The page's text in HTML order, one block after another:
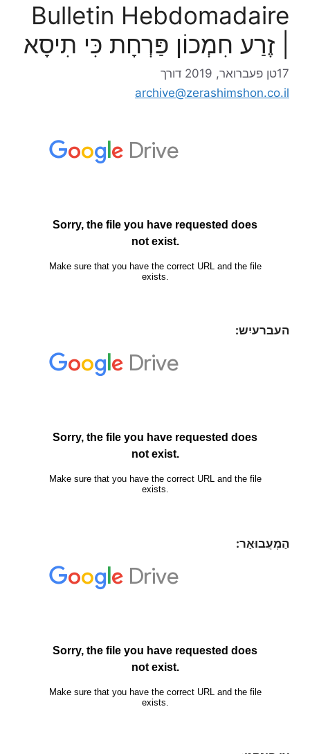
Bulletin Hebdomadaire
| זֶרַע חִמְכוֹן פַּרְחָת כִּי תִיסָא
17טן פעברואר, 2019
דורך
archive@zerashimshon.co.il
העברעיִש:
הַמְעֲבוּאַר: